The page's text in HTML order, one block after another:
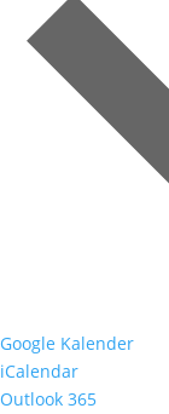
Google Kalender
iCalendar
Outlook 365